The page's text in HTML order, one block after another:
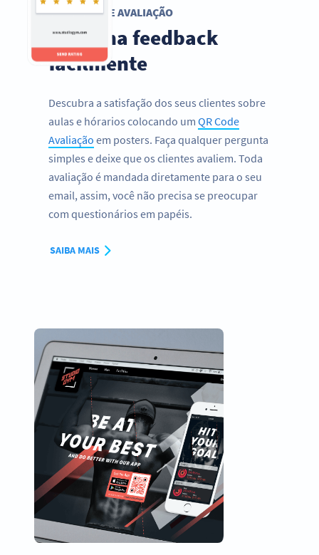
QR CODE AVALIAÇÃO
Obtenha feedback
facilmente
Descubra a satisfação dos seus clientes sobre
aulas e hórarios colocando um QR Code
Avaliação em posters. Faça qualquer pergunta
simples e deixe que os clientes avaliem. Toda
avaliação é mandada diretamente para o seu
email, assim, você não precisa se preocupar
com questionários em papéis.
SAIBA MAIS